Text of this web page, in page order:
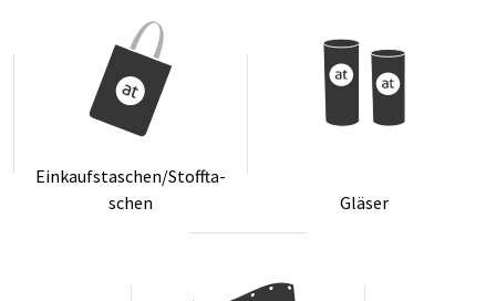
Ein­kaufs­ta­schen/Stoff­ta­
schen
Glä­ser